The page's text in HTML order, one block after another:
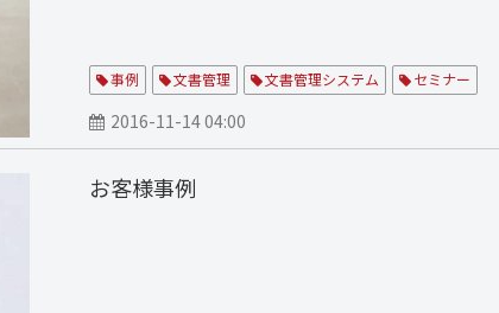
事例 文書管理 文書管理システム セミナー
2016-11-14 04:00
お客様事例